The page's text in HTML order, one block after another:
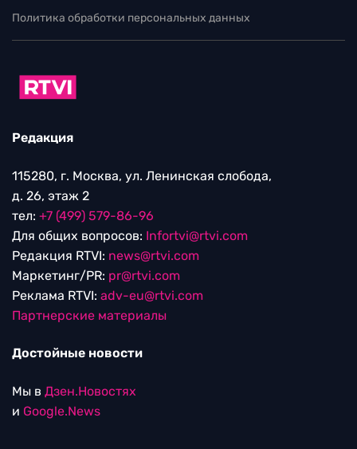
Политика обработки персональных данных
Редакция
115280, г. Москва, ул. Ленинская слобода,
д. 26, этаж 2
тел: +7 (499) 579-86-96
Для общих вопросов: Infortvi@rtvi.com
Редакция RTVI: news@rtvi.com
Маркетинг/PR: pr@rtvi.com
Реклама RTVI: adv-eu@rtvi.com
Партнерские материалы
Достойные новости
Мы в Дзен.Новостях
и Google.News